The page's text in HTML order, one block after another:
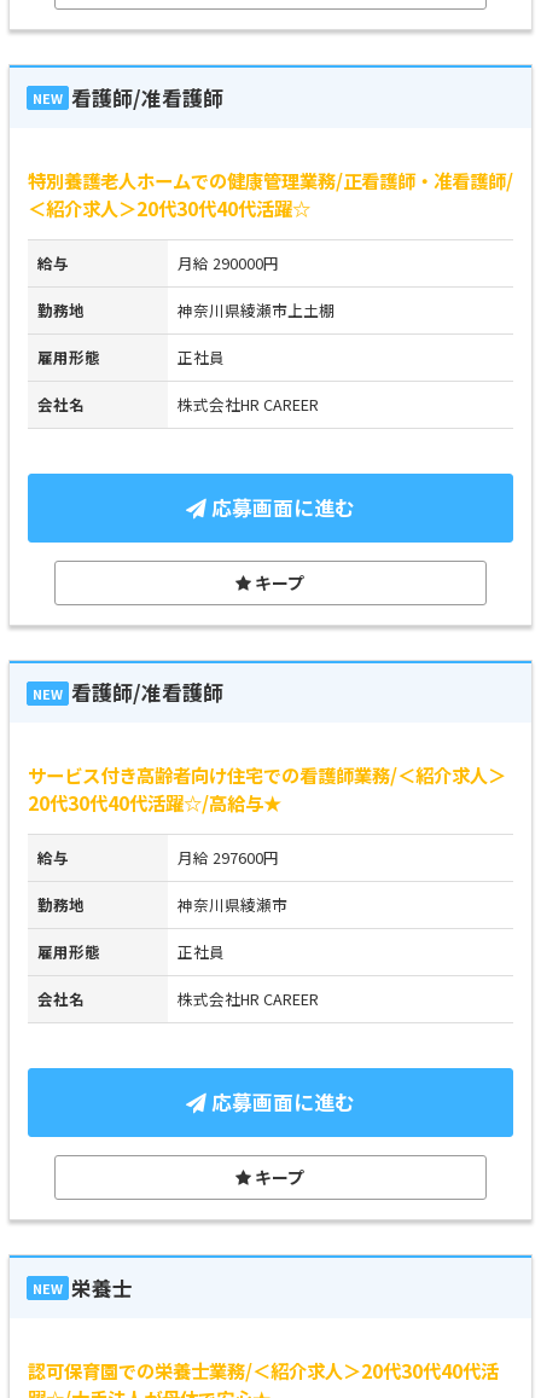
NEW 看護師/准看護師
特別養護老人ホームでの健康管理業務/正看護師・准看護師/
＜紹介求人＞20代30代40代活躍☆
給与 月給 290000円
勤務地 神奈川県綾瀬市上土棚
雇用形態 正社員
会社名 株式会社HR CAREER
応募画面に進む
キープ
NEW 看護師/准看護師
サービス付き高齢者向け住宅での看護師業務/＜紹介求人＞
20代30代40代活躍☆/高給与★
給与 月給 297600円
勤務地 神奈川県綾瀬市
雇用形態 正社員
会社名 株式会社HR CAREER
応募画面に進む
キープ
NEW 栄養士
認可保育園での栄養士業務/＜紹介求人＞20代30代40代活